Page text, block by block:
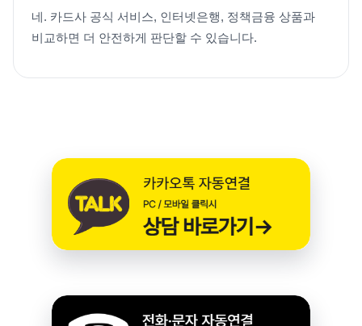
네. 카드사 공식 서비스, 인터넷은행, 정책금융 상품과
비교하면 더 안전하게 판단할 수 있습니다.